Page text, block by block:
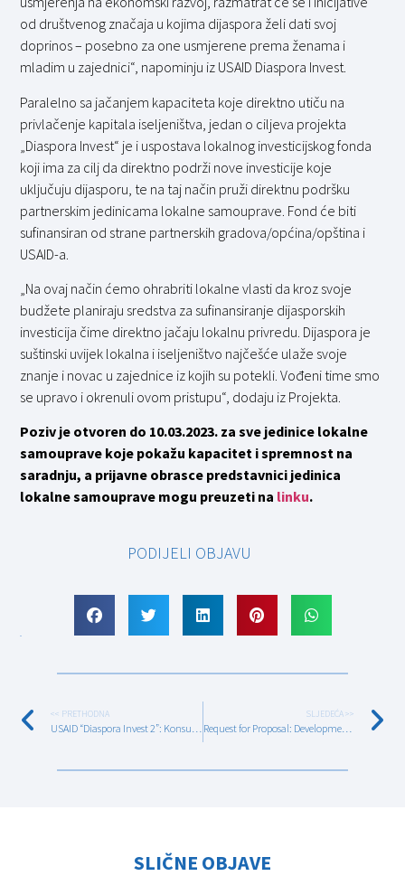
od društvenog značaja u kojima dijaspora želi dati svoj
doprinos – posebno za one usmjerene prema ženama i
mladim u zajednici“, napominju iz USAID Diaspora Invest.
Paralelno sa jačanjem kapaciteta koje direktno utiču na
privlačenje kapitala iseljeništva, jedan o ciljeva projekta
„Diaspora Invest“ je i uspostava lokalnog investicijskog fonda
koji ima za cilj da direktno podrži nove investicije koje
uključuju dijasporu, te na taj način pruži direktnu podršku
partnerskim jedinicama lokalne samouprave. Fond će biti
sufinansiran od strane partnerskih gradova/općina/opština i
USAID-a.
„Na ovaj način ćemo ohrabriti lokalne vlasti da kroz svoje
budžete planiraju sredstva za sufinansiranje dijasporskih
investicija čime direktno jačaju lokalnu privredu. Dijaspora je
suštinski uvijek lokalna i iseljeništvo najčešće ulaže svoje
znanje i novac u zajednice iz kojih su potekli. Vođeni time smo
se upravo i okrenuli ovom pristupu“, dodaju iz Projekta.
Poziv je otvoren do 10.03.2023. za sve jedinice lokalne
samouprave koje pokažu kapacitet i spremnost na
saradnju, a prijavne obrasce predstavnici jedinica
lokalne samouprave mogu preuzeti na linku.
PODIJELI OBJAVU
<< PRETHODNA SLJEDEĆA >>
Request for Proposal: Development of the Activity level Gender Analysis
SLIČNE OBJAVE